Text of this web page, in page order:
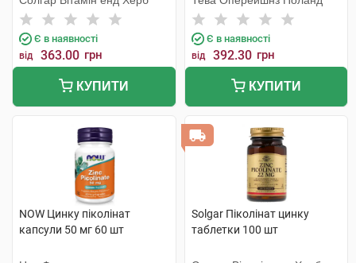
Є в наявності
від 363.00 грн
КУПИТИ
Є в наявності
від 392.30 грн
КУПИТИ
NOW Цинку піколінат
капсули 50 мг 60 шт
Solgar Піколінат цинку
таблетки 100 шт